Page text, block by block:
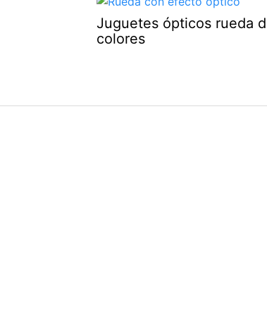
Juguetes ópticos rueda
colores